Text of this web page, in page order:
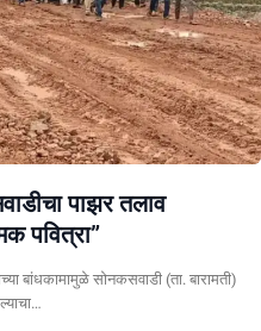
पाझर तलाव
पवित्रा”
बांधकामामुळे सोनकसवाडी (ता. बारामती)